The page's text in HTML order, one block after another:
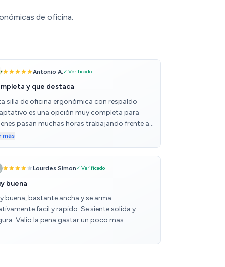
de oficina.
Antonio A. ✓ Verificado
y que destaca
silla de oficina ergonómica con respaldo
es una opción muy completa para
pasan muchas horas trabajando frente al
Su diseño está pensado para ofrecer
y un buen cuidado de la postura,
a la combinación de respaldo alto,
lumbar ajustable y reposacabezas 2D.
de los aspectos más destacables es la
de ajustar prácticamente cada parte
silla. Los reposabrazos 4D permiten regular la
la posición hacia adelante y hacia atrás, la
lateral y la rotación, lo que ayuda a
Además, la profundidad del asiento
más
Lourdes Simon✓ Verificado
buena
buena, bastante ancha y se arma
facil y rapido. Se siente solida y
Valio la pena gastar un poco mas.